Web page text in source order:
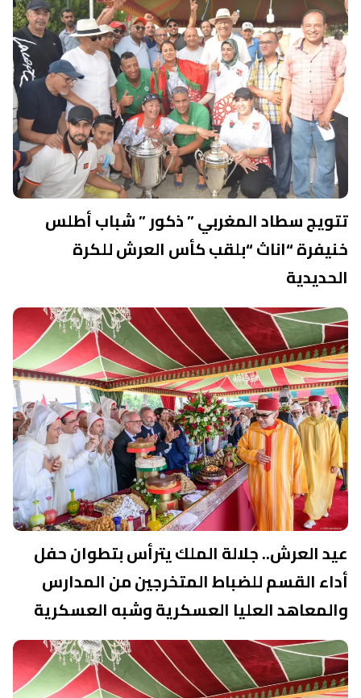
تتويج سطاد المغربي ” ذكور ” شباب أطلس
خنيفرة “اناث “بلقب كأس العرش للكرة
الحديدية
عيد العرش.. جلالة الملك يترأس بتطوان حفل
أداء القسم للضباط المتخرجين من المدارس
والمعاهد العليا العسكرية وشبه العسكرية